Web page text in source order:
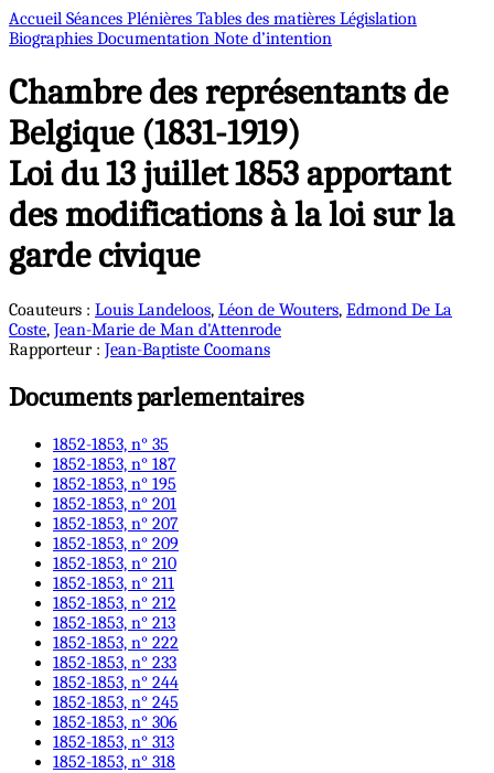
Accueil Séances Plénières Tables des matières Législation
Biographies Documentation Note d’intention
Chambre des représentants de
Belgique (1831-1919)
Loi du 13 juillet 1853 apportant
des modifications à la loi sur la
garde civique
Coauteurs : Louis Landeloos, Léon de Wouters, Edmond De La
Coste, Jean-Marie de Man d'Attenrode
Rapporteur : Jean-Baptiste Coomans
Documents parlementaires
1852-1853, n° 35
1852-1853, n° 187
1852-1853, n° 195
1852-1853, n° 201
1852-1853, n° 207
1852-1853, n° 209
1852-1853, n° 210
1852-1853, n° 211
1852-1853, n° 212
1852-1853, n° 213
1852-1853, n° 222
1852-1853, n° 233
1852-1853, n° 244
1852-1853, n° 245
1852-1853, n° 306
1852-1853, n° 313
1852-1853, n° 318